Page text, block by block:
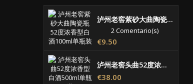
泸州老窖紫砂大曲陶瓷瓶52度浓香型白酒100ML单瓶装
2 Comentario(s)
价
€9.50
泸州老窖头曲52度浓香型白酒500ML单瓶装
价
€38.00